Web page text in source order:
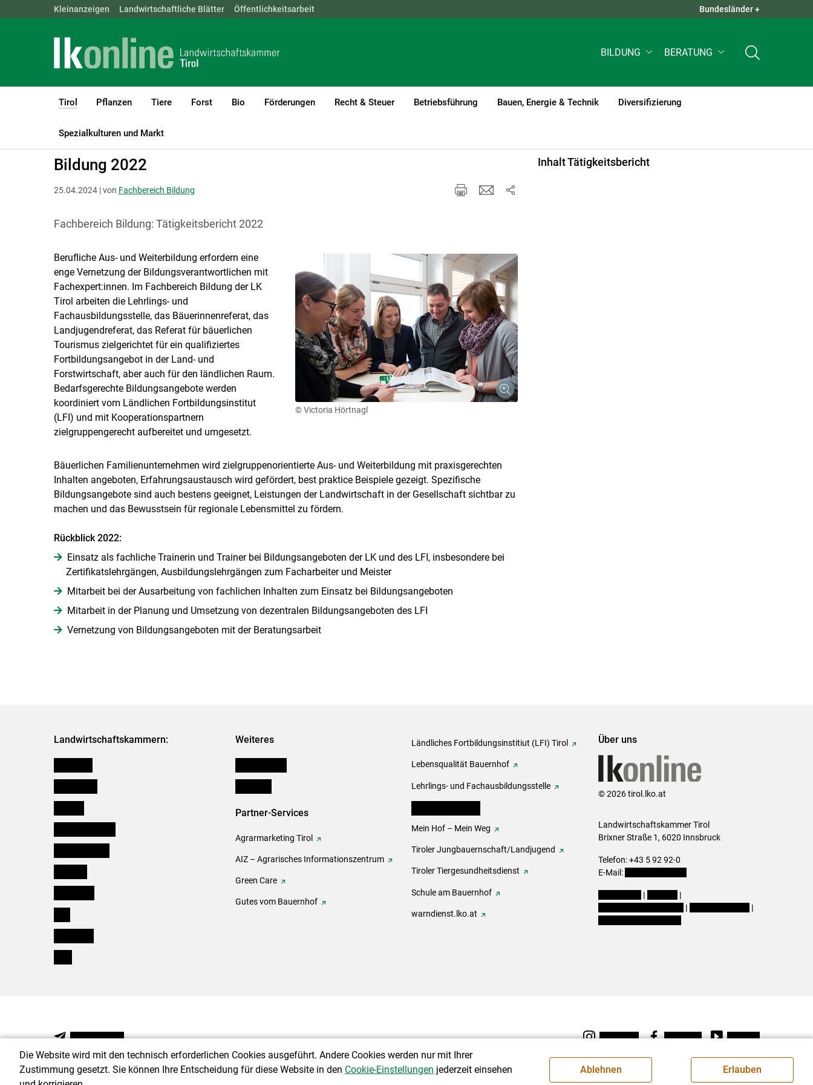
Skip to main content
Landwirtschaftskammern: ÖSTERREICH BGLD KTN NÖ OÖ QUICK LINKS +
Kleinanzeigen Landwirtschaftliche Blätter Öffentlichkeitsarbeit Bundesländer +
BILDUNG BERATUNG
Tirol
(current)1
Pflanzen Tiere Forst Bio Förderungen Recht & Steuer Betriebsführung Bauen, Energie & Technik Diversifizierung
Spezialkulturen und Markt
LK Tirol Tirol Tätigkeitsbericht
Bildung 2022
25.04.2024 | von Fachbereich Bildung
Fachbereich Bildung: Tätigkeitsbericht 2022
© Victoria Hörtnagl
Berufliche Aus- und Weiterbildung erfordern eine
enge Vernetzung der Bildungsverantwortlichen mit
Fachexpert:innen. Im Fachbereich Bildung der LK
Tirol arbeiten die Lehrlings- und
Fachausbildungsstelle, das Bäuerinnenreferat, das
Landjugendreferat, das Referat für bäuerlichen
Tourismus zielgerichtet für ein qualifiziertes
Fortbildungsangebot in der Land- und
Forstwirtschaft, aber auch für den ländlichen Raum.
Bedarfsgerechte Bildungsangebote werden
koordiniert vom Ländlichen Fortbildungsinstitut
(LFI) und mit Kooperationspartnern
zielgruppengerecht aufbereitet und umgesetzt.
Bäuerlichen Familienunternehmen wird zielgruppenorientierte Aus- und Weiterbildung mit praxisgerechten
Inhalten angeboten, Erfahrungsaustausch wird gefördert, best praktice Beispiele gezeigt. Spezifische
Bildungsangebote sind auch bestens geeignet, Leistungen der Landwirtschaft in der Gesellschaft sichtbar zu
machen und das Bewusstsein für regionale Lebensmittel zu fördern.
Rückblick 2022:
Einsatz als fachliche Trainerin und Trainer bei Bildungsangeboten der LK und des LFI, insbesondere bei
Zertifikatslehrgängen, Ausbildungslehrgängen zum Facharbeiter und Meister
Mitarbeit bei der Ausarbeitung von fachlichen Inhalten zum Einsatz bei Bildungsangeboten
Mitarbeit in der Planung und Umsetzung von dezentralen Bildungsangeboten des LFI
Vernetzung von Bildungsangeboten mit der Beratungsarbeit
Inhalt Tätigkeitsbericht
Landwirtschaftskammern: Weiteres
Partner-Services
Agrarmarketing Tirol
AIZ – Agrarisches Informationszentrum
Green Care
Gutes vom Bauernhof
Ländliches Fortbildungsinstitiut (LFI) Tirol
Lebensqualität Bauernhof
Lehrlings- und Fachausbildungsstelle
Mein Hof – Mein Weg
Tiroler Jungbauernschaft/Landjugend
Tiroler Tiergesundheitsdienst
Schule am Bauernhof
warndienst.lko.at
Über uns
© 2026 tirol.lko.at
Landwirtschaftskammer Tirol
Brixner Straße 1, 6020 Innsbruck
Telefon: +43 5 92 92-0
E-Mail:
|
|
|
|
NEWSLETTER Instagram Facebook Youtube
Die Website wird mit den technisch erforderlichen Cookies ausgeführt. Andere Cookies werden nur mit Ihrer
Zustimmung gesetzt. Sie können Ihre Entscheidung für diese Website in den Cookie-Einstellungen jederzeit einsehen
Ablehnen Erlauben